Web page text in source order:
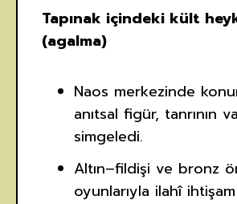
Tapınak içindeki kült
(agalma)
Naos merkezinde
anıtsal figür, tanrının
simgeledi.
Altın–fildişi ve bronz
oyunlarıyla ilahî